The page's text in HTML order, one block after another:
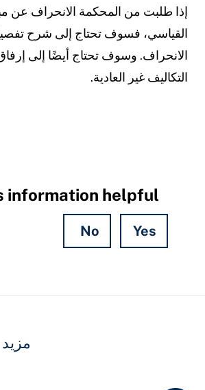
إذا طلبت من المحكمة الانحراف عن
القياسي، فسوف تحتاج إلى شرح
الانحراف. وسوف تحتاج أيضًا إلى
التكاليف غير العادية.
information helpful?
Yes
No